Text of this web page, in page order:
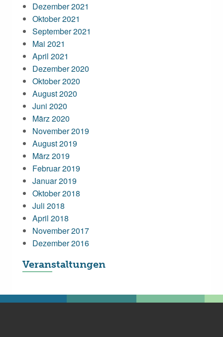
Dezember 2021
Oktober 2021
September 2021
Mai 2021
April 2021
Dezember 2020
Oktober 2020
August 2020
Juni 2020
März 2020
November 2019
August 2019
März 2019
Februar 2019
Januar 2019
Oktober 2018
Juli 2018
April 2018
November 2017
Dezember 2016
Veranstaltungen